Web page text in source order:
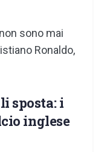
sono mai
Ronaldo,
sposta: i
inglese